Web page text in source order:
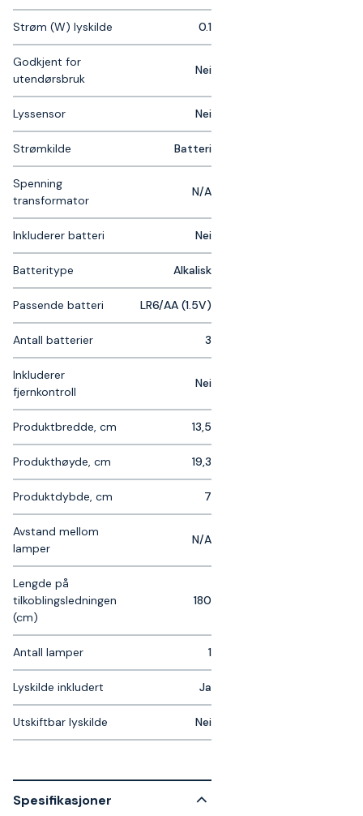
Strøm (W) lyskilde 0.1
Godkjent for
utendørsbruk
Nei
Lyssensor Nei
Strømkilde Batteri
Spenning
transformator
N/A
Inkluderer batteri Nei
Batteritype Alkalisk
Passende batteri LR6/AA (1.5V)
Antall batterier 3
Inkluderer
fjernkontroll
Nei
Produktbredde, cm 13,5
Produkthøyde, cm 19,3
Produktdybde, cm 7
Avstand mellom
lamper
N/A
Lengde på
tilkoblingsledningen
(cm)
180
Antall lamper 1
Lyskilde inkludert Ja
Utskiftbar lyskilde Nei
Spesifikasjoner